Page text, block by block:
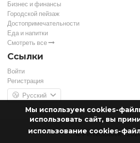
Мы используем cookies-
использовать сайт, вы
использование cookies-
Бизнес и финансы
Городской пейзаж
Достопримечательности
Еда и напитки
Смотреть все
Ссылки
Войти
Регистрация
Русский
© PerfectStock -